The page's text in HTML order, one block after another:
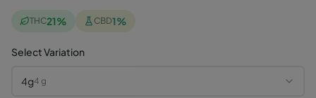
THC21% CBD1%
Select Variation
4g4 g